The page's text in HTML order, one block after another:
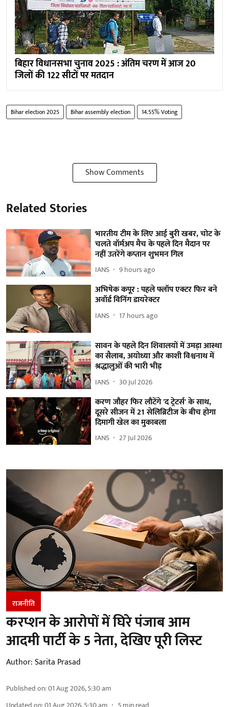
बिहार विधानसभा चुनाव 2025 : अंतिम चरण में आज 20
जिलों की 122 सीटों पर मतदान
Bihar election 2025 Bihar assembly election 14.55% Voting
Show Comments
Related Stories
भारतीय टीम के लिए आई बुरी खबर, चोट के
चलते वॉर्मअप मैच के पहले दिन मैदान पर
नहीं उतरेंगे कप्तान शुभमन गिल
IANS 9 hours ago
अभिषेक कपूर : पहले फ्लॉप एक्टर फिर बने
अवॉर्ड विनिंग डायरेक्टर
IANS 17 hours ago
सावन के पहले दिन शिवालयों में उमड़ा आस्था
का सैलाब, अयोध्या और काशी विश्वनाथ में
श्रद्धालुओं की भारी भीड़
IANS 30 Jul 2026
करण जौहर फिर लौटेंगे 'द ट्रेटर्स' के साथ,
दूसरे सीजन में 21 सेलिब्रिटीज के बीच होगा
दिमागी खेल का मुकाबला
IANS 27 Jul 2026
राजनीति
करप्शन के आरोपों में घिरे पंजाब आम
आदमी पार्टी के 5 नेता, देखिए पूरी लिस्ट
Author:Sarita Prasad
Published on:01 Aug 2026, 5:30 am